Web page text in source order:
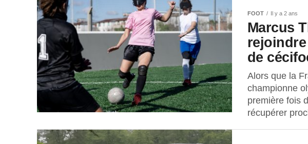
FOOT Il y a 2 ans
Marcus
de
Alors que la
championne
première fois
récupérer